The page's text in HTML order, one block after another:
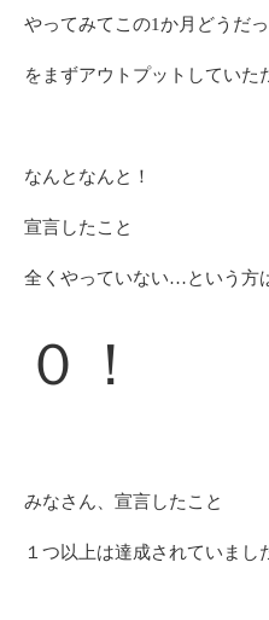
やってみてこの1か月どうだ
をまずアウトプットしていた
なんとなんと！
宣言したこと
全くやっていない…という方
０！
みなさん、宣言したこと
１つ以上は達成されていまし